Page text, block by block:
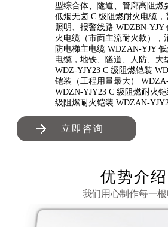
型综合体、隧道、管廊高阻燃
低烟无卤 C 级阻燃耐火电缆
照明、报警线路 WDZBN-YJY
火电缆（市面主流耐火款），
防电梯主电缆 WDZAN-YJY
电缆，地铁、隧道、人防、大
WDZ-YJY23 C 级阻燃铠装
铠装（工程用量最大）
WDZN-YJY23 C 级阻燃耐火
级阻燃耐火铠装 WDZAN-
立即咨询
优势介绍
我们用心制作每一